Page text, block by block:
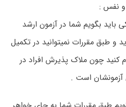
و نفس :
باید بگویم شما در آزمون ارشد
و طبق مقررات نمیتوانید در تکمیل
کنید چون ملاک پذیرش افراد در
آزمونشان است .